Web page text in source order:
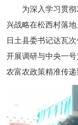
为深入学习贯
兴战略在松西村落
日土县委书记达瓦
开展调研与中央一
农富农政策精准传递